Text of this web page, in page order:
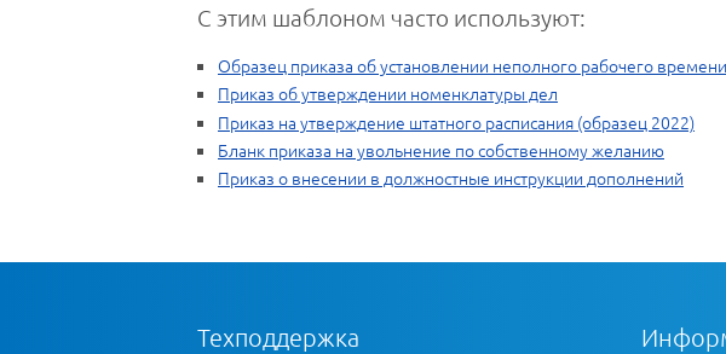
С этим шаблоном часто используют:
Образец приказа об установлении неполного рабочего времени
Приказ об утверждении номенклатуры дел
Приказ на утверждение штатного расписания (образец 2022)
Бланк приказа на увольнение по собственному желанию
Приказ о внесении в должностные инструкции дополнений
Техподдержка